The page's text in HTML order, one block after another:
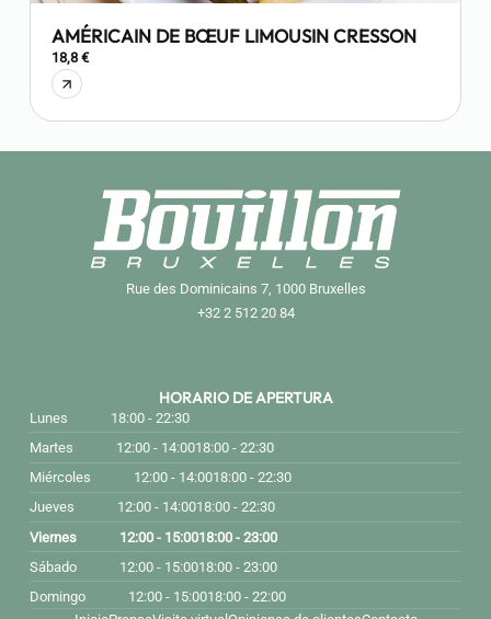
AMÉRICAIN DE BŒUF LIMOUSIN CRESSON
18,8 €
Rue des Dominicains 7, 1000 Bruxelles
+32 2 512 20 84
HORARIO DE APERTURA
Lunes
18:00 - 22:30
Martes
12:00 - 14:0018:00 - 22:30
Miércoles
12:00 - 14:0018:00 - 22:30
Jueves
12:00 - 14:0018:00 - 22:30
Viernes
12:00 - 15:0018:00 - 23:00
Sábado
12:00 - 15:0018:00 - 23:00
Domingo
12:00 - 15:0018:00 - 22:00